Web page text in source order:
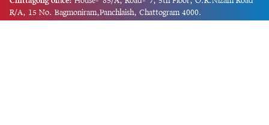
R/A, 15 No. Bagmoniram,Panchlaish, Chattogram 4000.